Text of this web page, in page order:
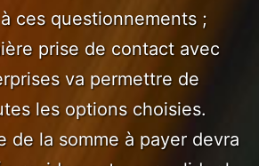
ces questionnements ;
prise de contact avec
va permettre de
les options choisies.
de la somme à payer devra